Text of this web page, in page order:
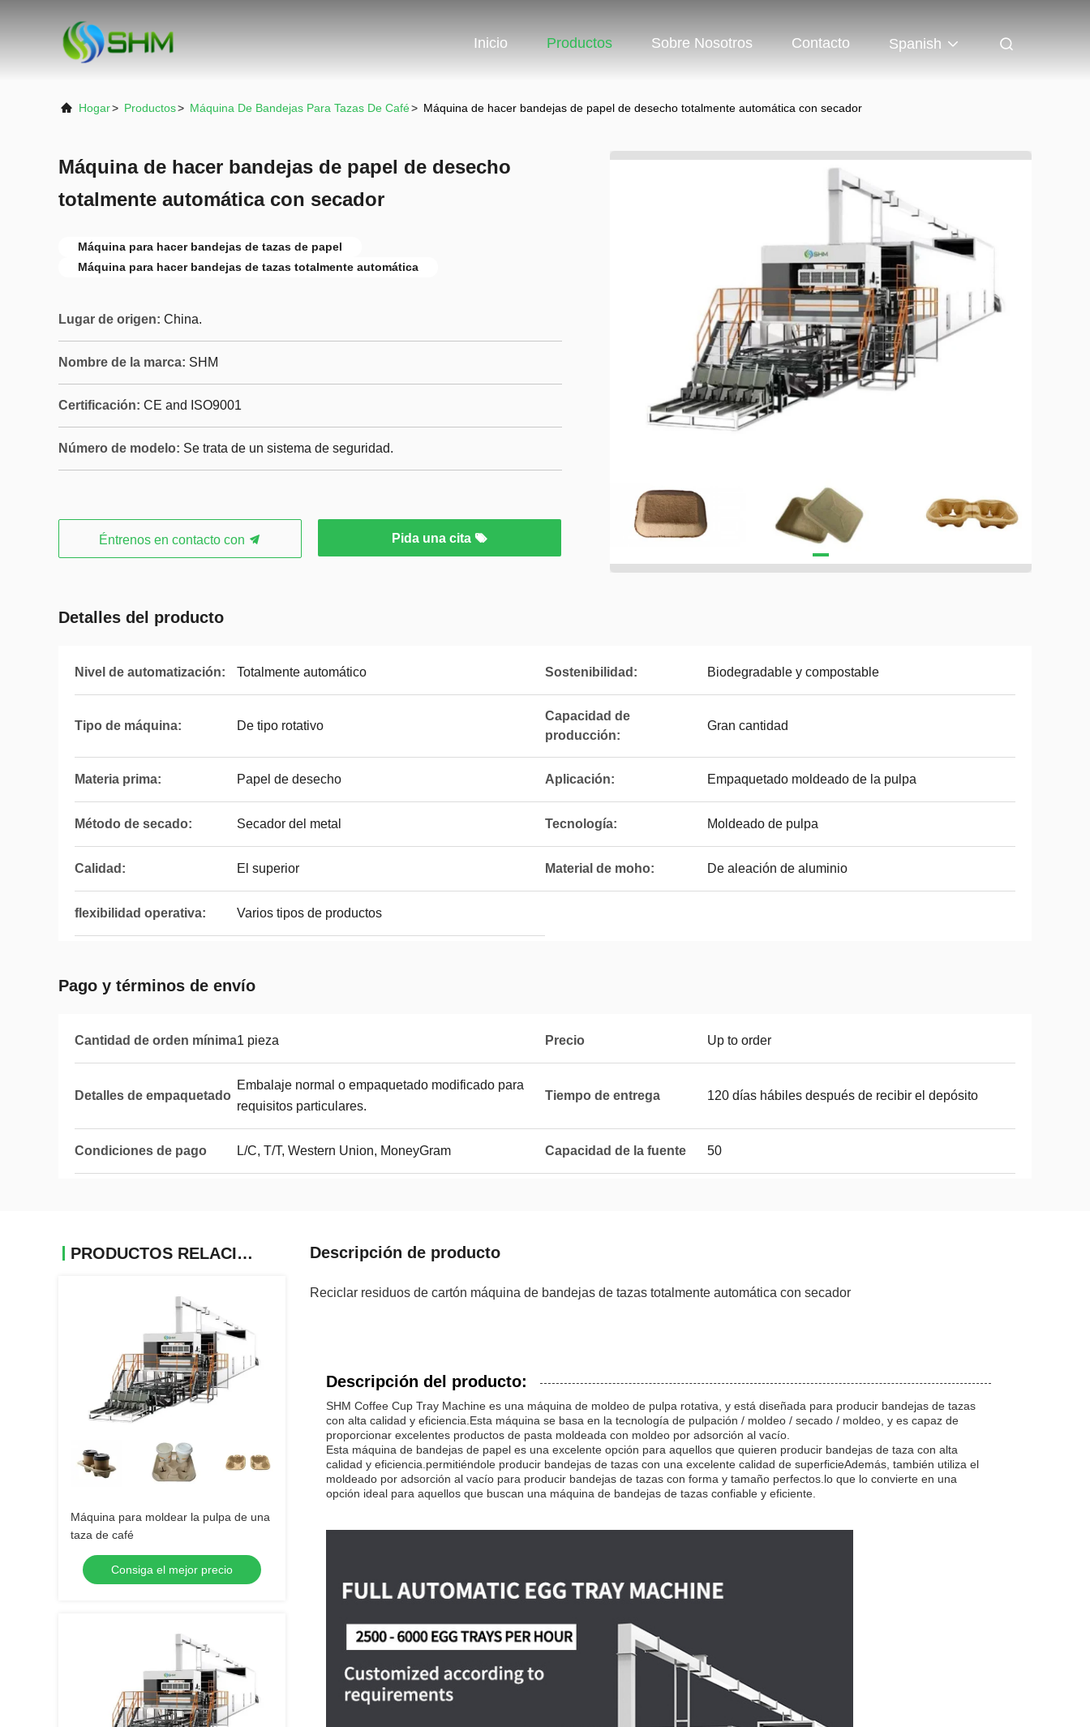
Inicio Productos Sobre Nosotros Contacto Spanish
Hogar> Productos> Máquina De Bandejas Para Tazas De Café> Máquina de hacer bandejas de papel de desecho totalmente automática con secador
Máquina de hacer bandejas de papel de desecho
totalmente automática con secador
Máquina para hacer bandejas de tazas de papel
Máquina para hacer bandejas de tazas totalmente automática
Lugar de origen: China.
Nombre de la marca: SHM
Certificación: CE and ISO9001
Número de modelo: Se trata de un sistema de seguridad.
Éntrenos en contacto con Pida una cita
Detalles del producto
Nivel de automatización: Totalmente automático Sostenibilidad: Biodegradable y compostable
Tipo de máquina: De tipo rotativo
Capacidad de
producción:
Gran cantidad
Materia prima: Papel de desecho Aplicación: Empaquetado moldeado de la pulpa
Método de secado: Secador del metal Tecnología: Moldeado de pulpa
Calidad: El superior Material de moho: De aleación de aluminio
flexibilidad operativa: Varios tipos de productos
Pago y términos de envío
Cantidad de orden mínima1 pieza Precio Up to order
Detalles de empaquetado
Embalaje normal o empaquetado modificado para
requisitos particulares.
Tiempo de entrega 120 días hábiles después de recibir el depósito
Condiciones de pago L/C, T/T, Western Union, MoneyGram Capacidad de la fuente 50
PRODUCTOS RELACIONADOS
Máquina para moldear la pulpa de una
taza de café
Consiga el mejor precio
Descripción de producto
Reciclar residuos de cartón máquina de bandejas de tazas totalmente automática con secador
Descripción del producto:
SHM Coffee Cup Tray Machine es una máquina de moldeo de pulpa rotativa, y está diseñada para producir bandejas de tazas
con alta calidad y eficiencia.Esta máquina se basa en la tecnología de pulpación / moldeo / secado / moldeo, y es capaz de
proporcionar excelentes productos de pasta moldeada con moldeo por adsorción al vacío.
Esta máquina de bandejas de papel es una excelente opción para aquellos que quieren producir bandejas de taza con alta
calidad y eficiencia.permitiéndole producir bandejas de tazas con una excelente calidad de superficieAdemás, también utiliza el
moldeado por adsorción al vacío para producir bandejas de tazas con forma y tamaño perfectos.lo que lo convierte en una
opción ideal para aquellos que buscan una máquina de bandejas de tazas confiable y eficiente.